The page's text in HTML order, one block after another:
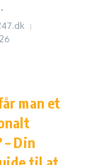
man et
Din